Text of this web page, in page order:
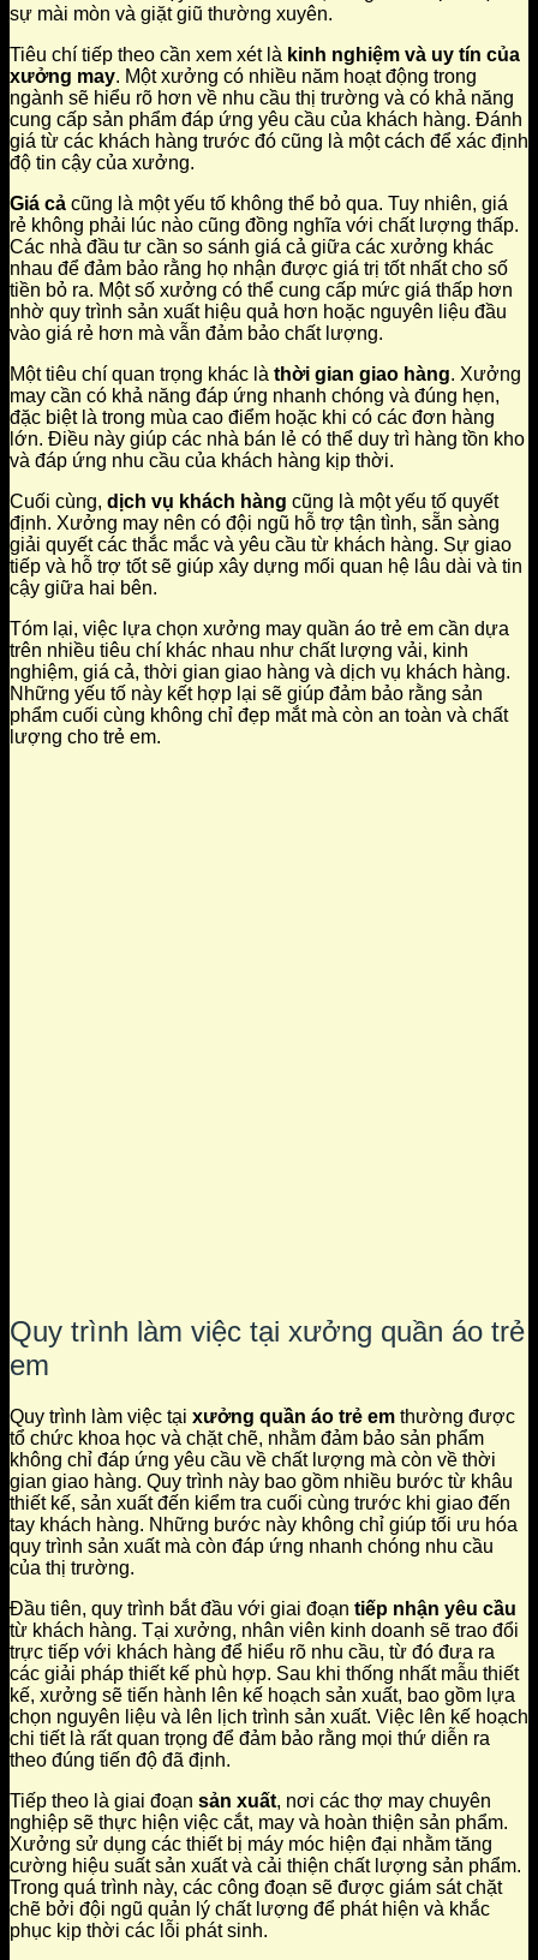
sự mài mòn và giặt giũ thường xuyên.
Tiêu chí tiếp theo cần xem xét là kinh nghiệm và uy tín của
xưởng may. Một xưởng có nhiều năm hoạt động trong
ngành sẽ hiểu rõ hơn về nhu cầu thị trường và có khả năng
cung cấp sản phẩm đáp ứng yêu cầu của khách hàng. Đánh
giá từ các khách hàng trước đó cũng là một cách để xác định
độ tin cậy của xưởng.
Giá cả cũng là một yếu tố không thể bỏ qua. Tuy nhiên, giá
rẻ không phải lúc nào cũng đồng nghĩa với chất lượng thấp.
Các nhà đầu tư cần so sánh giá cả giữa các xưởng khác
nhau để đảm bảo rằng họ nhận được giá trị tốt nhất cho số
tiền bỏ ra. Một số xưởng có thể cung cấp mức giá thấp hơn
nhờ quy trình sản xuất hiệu quả hơn hoặc nguyên liệu đầu
vào giá rẻ hơn mà vẫn đảm bảo chất lượng.
Một tiêu chí quan trọng khác là thời gian giao hàng. Xưởng
may cần có khả năng đáp ứng nhanh chóng và đúng hẹn,
đặc biệt là trong mùa cao điểm hoặc khi có các đơn hàng
lớn. Điều này giúp các nhà bán lẻ có thể duy trì hàng tồn kho
và đáp ứng nhu cầu của khách hàng kịp thời.
Cuối cùng, dịch vụ khách hàng cũng là một yếu tố quyết
định. Xưởng may nên có đội ngũ hỗ trợ tận tình, sẵn sàng
giải quyết các thắc mắc và yêu cầu từ khách hàng. Sự giao
tiếp và hỗ trợ tốt sẽ giúp xây dựng mối quan hệ lâu dài và tin
cậy giữa hai bên.
Tóm lại, việc lựa chọn xưởng may quần áo trẻ em cần dựa
trên nhiều tiêu chí khác nhau như chất lượng vải, kinh
nghiệm, giá cả, thời gian giao hàng và dịch vụ khách hàng.
Những yếu tố này kết hợp lại sẽ giúp đảm bảo rằng sản
phẩm cuối cùng không chỉ đẹp mắt mà còn an toàn và chất
lượng cho trẻ em.
Quy trình làm việc tại xưởng quần áo trẻ
em
Quy trình làm việc tại xưởng quần áo trẻ em thường được
tổ chức khoa học và chặt chẽ, nhằm đảm bảo sản phẩm
không chỉ đáp ứng yêu cầu về chất lượng mà còn về thời
gian giao hàng. Quy trình này bao gồm nhiều bước từ khâu
thiết kế, sản xuất đến kiểm tra cuối cùng trước khi giao đến
tay khách hàng. Những bước này không chỉ giúp tối ưu hóa
quy trình sản xuất mà còn đáp ứng nhanh chóng nhu cầu
của thị trường.
Đầu tiên, quy trình bắt đầu với giai đoạn tiếp nhận yêu cầu
từ khách hàng. Tại xưởng, nhân viên kinh doanh sẽ trao đổi
trực tiếp với khách hàng để hiểu rõ nhu cầu, từ đó đưa ra
các giải pháp thiết kế phù hợp. Sau khi thống nhất mẫu thiết
kế, xưởng sẽ tiến hành lên kế hoạch sản xuất, bao gồm lựa
chọn nguyên liệu và lên lịch trình sản xuất. Việc lên kế hoạch
chi tiết là rất quan trọng để đảm bảo rằng mọi thứ diễn ra
theo đúng tiến độ đã định.
Tiếp theo là giai đoạn sản xuất, nơi các thợ may chuyên
nghiệp sẽ thực hiện việc cắt, may và hoàn thiện sản phẩm.
Xưởng sử dụng các thiết bị máy móc hiện đại nhằm tăng
cường hiệu suất sản xuất và cải thiện chất lượng sản phẩm.
Trong quá trình này, các công đoạn sẽ được giám sát chặt
chẽ bởi đội ngũ quản lý chất lượng để phát hiện và khắc
phục kịp thời các lỗi phát sinh.